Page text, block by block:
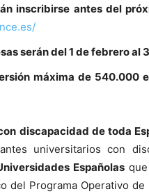
inscribirse antes del
serán del 1 de febrero al
máxima de 540.000
discapacidad de toda
universitarios con
Españolasque
del Programa Operativo